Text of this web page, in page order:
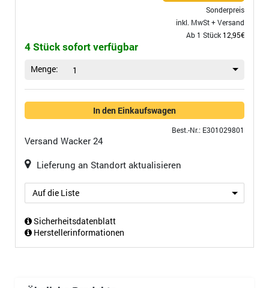
Sonderpreis
inkl. MwSt +Versand
Ab 1 Stück 12,95€
4 Stück sofort verfügbar
Menge: 1
In den Einkaufswagen
Best.-Nr.: E301029801
Versand Wacker 24
Lieferung an Standort aktualisieren
Auf die Liste
Sicherheitsdatenblatt
Herstellerinformationen